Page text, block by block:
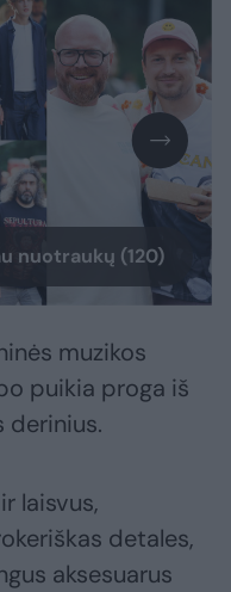
nuotraukų (120)
muzikos
puikia proga iš
derinius.
laisvus,
detales,
aksesuarus